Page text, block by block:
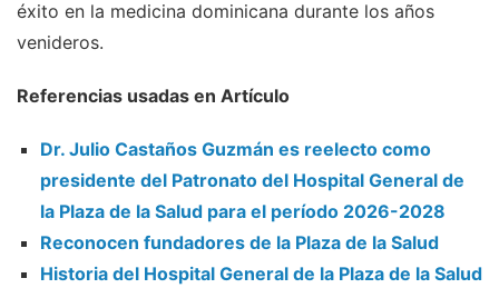
éxito en la medicina dominicana durante los años
venideros.
Referencias usadas en Artículo
Dr. Julio Castaños Guzmán es reelecto como
presidente del Patronato del Hospital General de
la Plaza de la Salud para el período 2026-2028
Reconocen fundadores de la Plaza de la Salud
Historia del Hospital General de la Plaza de la Salud